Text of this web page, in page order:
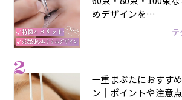
めデザインを…
テ
2
一重まぶたにおすす
ン｜ポイントや注意